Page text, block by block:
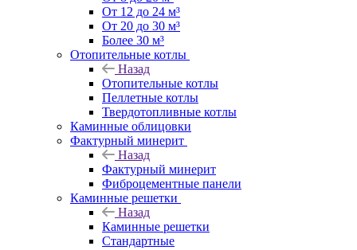
От 12 до 24 м³
От 20 до 30 м³
Более 30 м³
Отопительные котлы
Назад
Отопительные котлы
Пеллетные котлы
Твердотопливные котлы
Каминные облицовки
Фактурный минерит
Назад
Фактурный минерит
Фиброцементные панели
Каминные решетки
Назад
Каминные решетки
Стандартные